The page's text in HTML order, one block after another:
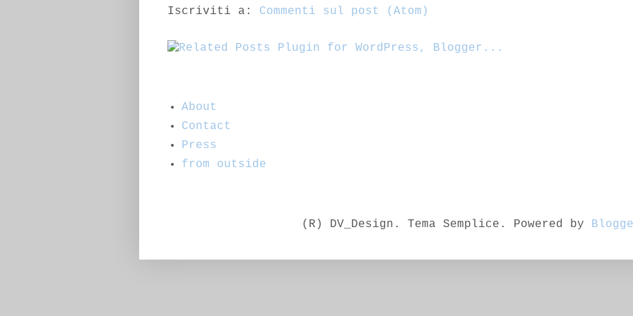
Iscriviti a: Commenti sul post (Atom)
About
Contact
Press
from outside
(R) DV_Design. Tema Semplice. Powered by